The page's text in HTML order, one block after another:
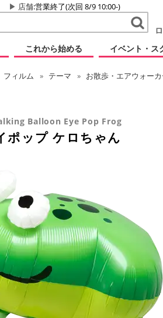
店舗:営業終了(次回 8/9 10:00-)
これから始める イベント・ス
フィルム テーマ お散歩・エアウォー
Balloon Eye Pop Frog
ポップ ケロちゃん